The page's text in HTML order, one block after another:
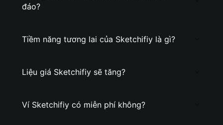
đáo?
Tiềm năng tương lai của Sketchifiy là gì?
Liệu giá Sketchifiy sẽ tăng?
Ví Sketchifiy có miễn phí không?